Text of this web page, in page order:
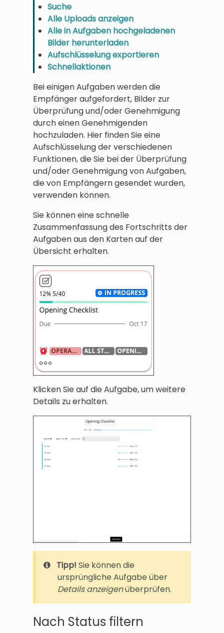
Suche
Alle Uploads anzeigen
Alle in Aufgaben hochgeladenen
Bilder herunterladen
Aufschlüsselung exportieren
Schnellaktionen
Bei einigen Aufgaben werden die
Empfänger aufgefordert, Bilder zur
Überprüfung und/oder Genehmigung
durch einen Genehmigenden
hochzuladen. Hier finden Sie eine
Aufschlüsselung der verschiedenen
Funktionen, die Sie bei der Überprüfung
und/oder Genehmigung von Aufgaben,
die von Empfängern gesendet wurden,
verwenden können.
Sie können eine schnelle
Zusammenfassung des Fortschritts der
Aufgaben aus den Karten auf der
Übersicht erhalten.
Klicken Sie auf die Aufgabe, um weitere
Details zu erhalten.
Tipp! Sie können die
ursprüngliche Aufgabe über
Details anzeigenüberprüfen.
Nach Status filtern